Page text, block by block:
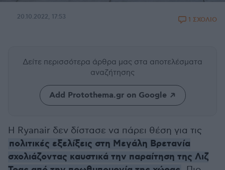
20.10.2022, 17:53 1 ΣΧΟΛΙΟ
Δείτε περισσότερα άρθρα μας στα αποτελέσματα
αναζήτησης
Add Protothema.gr on Google
Η Ryanair δεν δίστασε να πάρει θέση για τις
πολιτικές εξελίξεις στη Μεγάλη Βρετανία
σχολιάζοντας καυστικά την παραίτηση της Λιζ